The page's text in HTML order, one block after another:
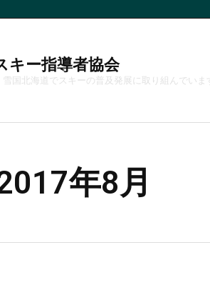
キー指導者協会
国北海道でスキーの普及発展に取り組んでいま
年8月